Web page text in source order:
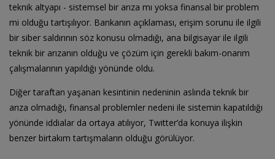
teknik altyapı - sistemsel bir arıza mı yoksa finansal bir problem
mi olduğu tartışılıyor. Bankanın açıklaması, erişim sorunu ile ilgili
bir siber saldırının söz konusu olmadığı, ana bilgisayar ile ilgili
teknik bir arızanın olduğu ve çözüm için gerekli bakım-onarım
çalışmalarının yapıldığı yönünde oldu.
Diğer taraftan yaşanan kesintinin nedeninin aslında teknik bir
arıza olmadığı, finansal problemler nedeni ile sistemin kapatıldığı
yönünde iddialar da ortaya atılıyor, Twitter’da konuya ilişkin
benzer birtakım tartışmaların olduğu görülüyor.